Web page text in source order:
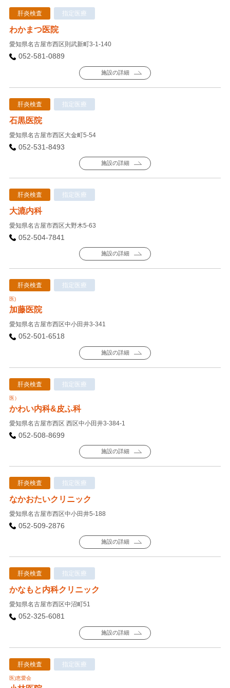
肝炎検査 指定医療
わかまつ医院
愛知県名古屋市西区則武新町3-1-140
052-581-0889
施設の詳細
肝炎検査 指定医療
石黒医院
愛知県名古屋市西区大金町5-54
052-531-8493
施設の詳細
肝炎検査 指定医療
大漉内科
愛知県名古屋市西区大野木5-63
052-504-7841
施設の詳細
肝炎検査 指定医療
医)
加藤医院
愛知県名古屋市西区中小田井3-341
052-501-6518
施設の詳細
肝炎検査 指定医療
医）
かわい内科&皮ふ科
愛知県名古屋市西区 西区中小田井3-384-1
052-508-8699
施設の詳細
肝炎検査 指定医療
なかおたいクリニック
愛知県名古屋市西区中小田井5-188
052-509-2876
施設の詳細
肝炎検査 指定医療
かなもと内科クリニック
愛知県名古屋市西区中沼町51
052-325-6081
施設の詳細
肝炎検査 指定医療
医)恵愛会